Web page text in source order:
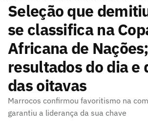
Seleção que
se classifica na
Africana de
resultados do dia e
das oitavas
Marrocos confirmou favoritismo na
garantiu a liderança da sua chave